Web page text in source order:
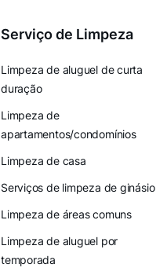
Serviço de Limpeza
Limpeza de aluguel de curta
duração
Limpeza de
apartamentos/condomínios
Limpeza de casa
Serviços de limpeza de ginásio
Limpeza de áreas comuns
Limpeza de aluguel por
temporada